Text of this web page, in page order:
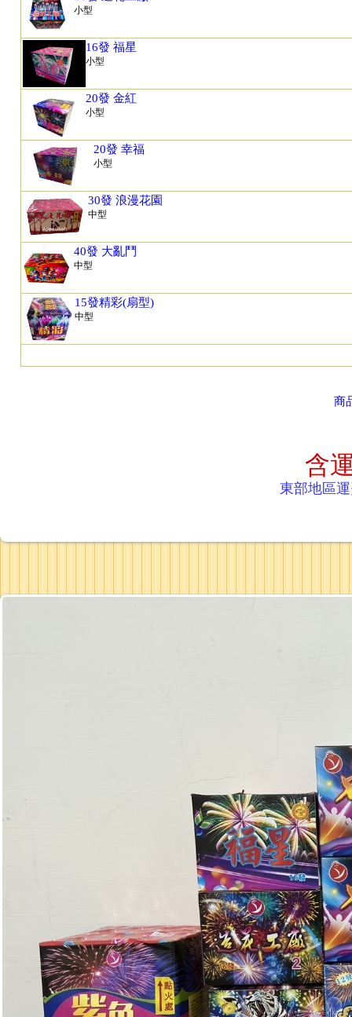
小型
16發 福星
小型
20發 金紅
小型
20發 幸福
小型
30發 浪漫花園
中型
40發 大亂鬥
中型
15發精彩(扇型)
中型
商
含
東部地區